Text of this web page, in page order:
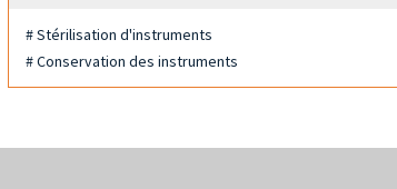
# Stérilisation d'instruments
# Conservation des instruments